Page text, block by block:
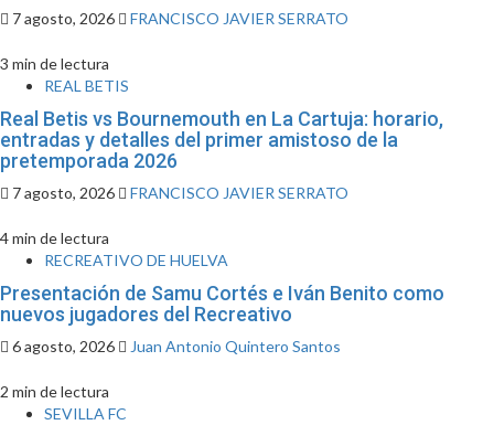
7 agosto, 2026 FRANCISCO JAVIER SERRATO
3 min de lectura
REAL BETIS
Real Betis vs Bournemouth en La Cartuja: horario,
entradas y detalles del primer amistoso de la
pretemporada 2026
7 agosto, 2026 FRANCISCO JAVIER SERRATO
4 min de lectura
RECREATIVO DE HUELVA
Presentación de Samu Cortés e Iván Benito como
nuevos jugadores del Recreativo
6 agosto, 2026 Juan Antonio Quintero Santos
2 min de lectura
SEVILLA FC